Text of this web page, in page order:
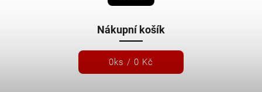
Nákupní košík
0ks / 0 Kč